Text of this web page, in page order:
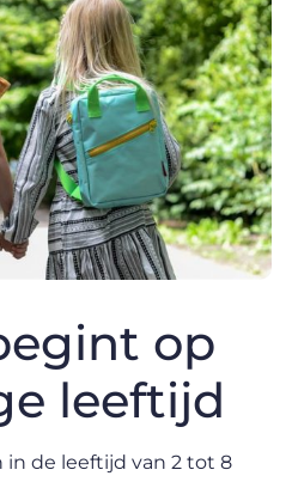
op
leeftijd
de leeftijd van 2 tot 8